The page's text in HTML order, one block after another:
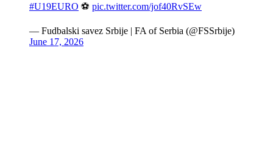
#U19EURO ⚽️ pic.twitter.com/jof40RvSEw
— Fudbalski savez Srbije | FA of Serbia (@FSSrbije)
June 17, 2026